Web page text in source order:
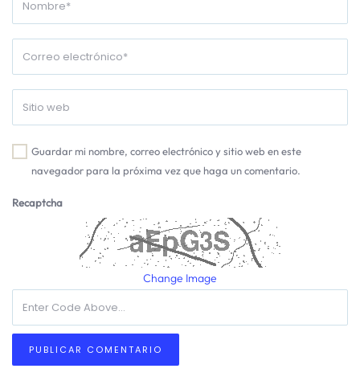
Guardar mi nombre, correo electrónico y sitio web en este
navegador para la próxima vez que haga un comentario.
Recaptcha
Change Image